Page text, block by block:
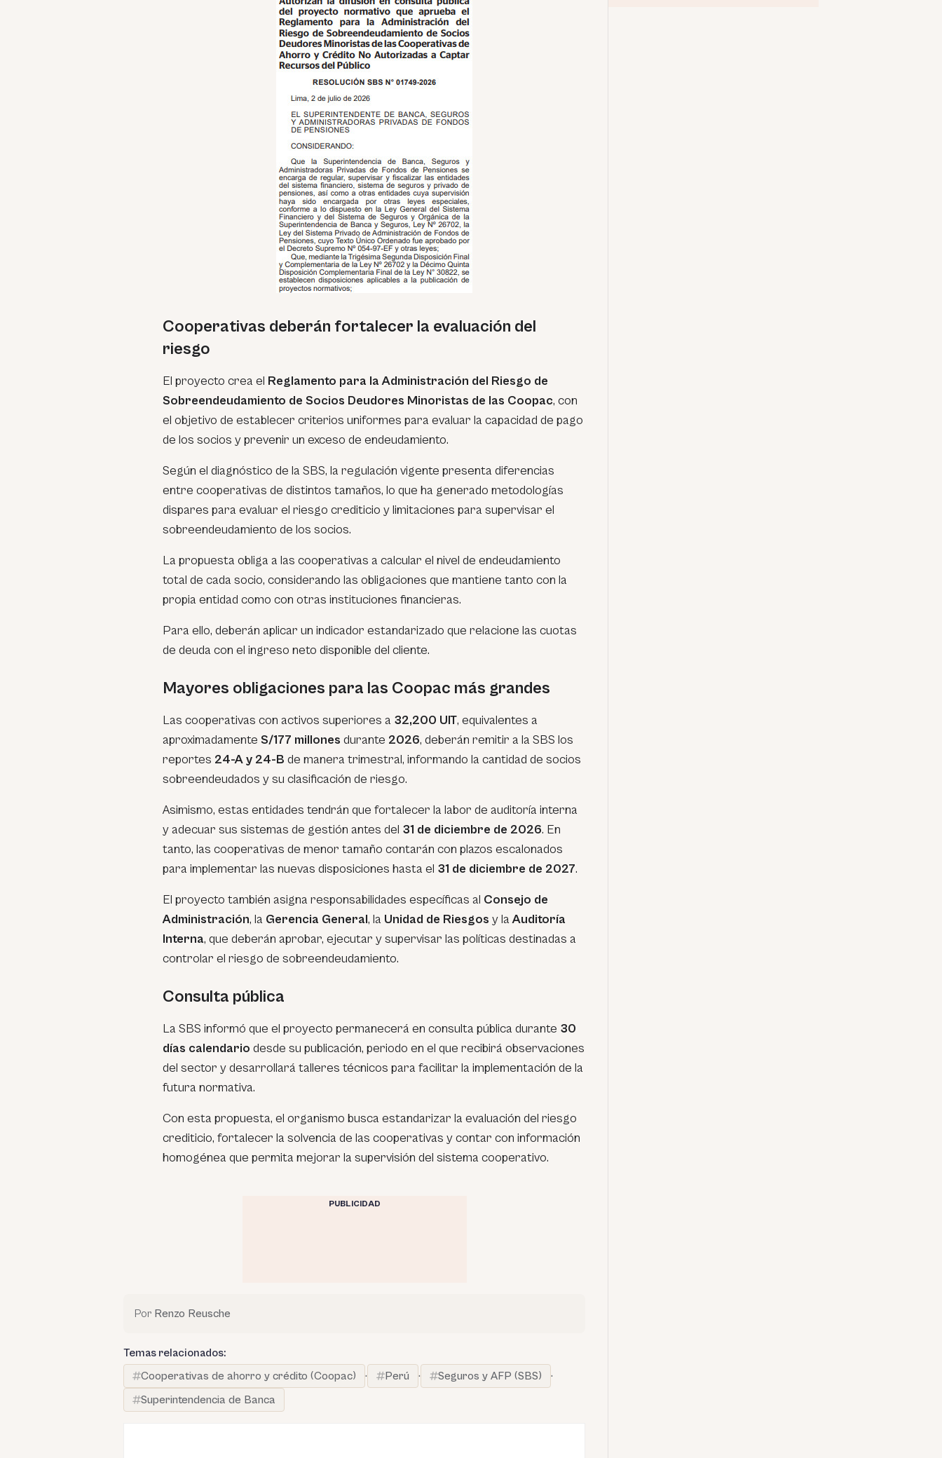
Cooperativas deberán fortalecer la evaluación del
riesgo
El proyecto crea el Reglamento para la Administración del Riesgo de
Sobreendeudamiento de Socios Deudores Minoristas de las Coopac, con
el objetivo de establecer criterios uniformes para evaluar la capacidad de pago
de los socios y prevenir un exceso de endeudamiento.
Según el diagnóstico de la SBS, la regulación vigente presenta diferencias
entre cooperativas de distintos tamaños, lo que ha generado metodologías
dispares para evaluar el riesgo crediticio y limitaciones para supervisar el
sobreendeudamiento de los socios.
La propuesta obliga a las cooperativas a calcular el nivel de endeudamiento
total de cada socio, considerando las obligaciones que mantiene tanto con la
propia entidad como con otras instituciones financieras.
Para ello, deberán aplicar un indicador estandarizado que relacione las cuotas
de deuda con el ingreso neto disponible del cliente.
Mayores obligaciones para las Coopac más grandes
Las cooperativas con activos superiores a 32,200 UIT, equivalentes a
aproximadamente S/177 millones durante 2026, deberán remitir a la SBS los
reportes 24-A y 24-B de manera trimestral, informando la cantidad de socios
sobreendeudados y su clasificación de riesgo.
Asimismo, estas entidades tendrán que fortalecer la labor de auditoría interna
y adecuar sus sistemas de gestión antes del 31 de diciembre de 2026. En
tanto, las cooperativas de menor tamaño contarán con plazos escalonados
para implementar las nuevas disposiciones hasta el 31 de diciembre de 2027.
El proyecto también asigna responsabilidades específicas al Consejo de
Administración, la Gerencia General, la Unidad de Riesgos y laAuditoría
Interna, que deberán aprobar, ejecutar y supervisar las políticas destinadas a
controlar el riesgo de sobreendeudamiento.
Consulta pública
La SBS informó que el proyecto permanecerá en consulta pública durante 30
días calendario desde su publicación, periodo en el que recibirá observaciones
del sector y desarrollará talleres técnicos para facilitar la implementación de la
futura normativa.
Con esta propuesta, el organismo busca estandarizar la evaluación del riesgo
crediticio, fortalecer la solvencia de las cooperativas y contar con información
homogénea que permita mejorar la supervisión del sistema cooperativo.
PUBLICIDAD
Por Renzo Reusche
Temas relacionados:
Cooperativas de ahorro y crédito (Coopac)
· Perú · Seguros y AFP (SBS)
·
Superintendencia de Banca